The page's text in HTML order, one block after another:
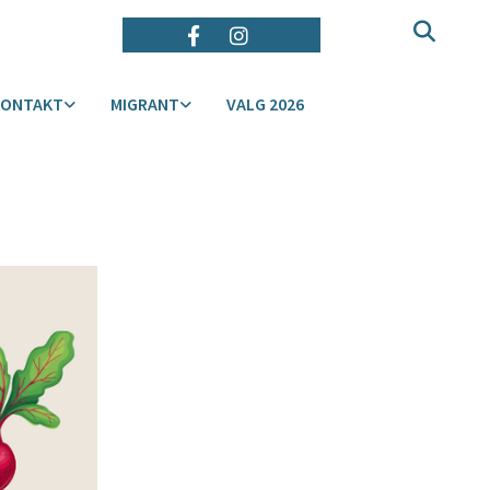
MIGRANT VALG 2026